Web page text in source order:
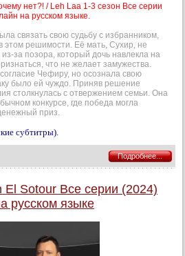
нет?! / Leh Laa 1-3 сезон Все серии
на русском языке.
связать свою судьбу с избранником,
этом решимости. Её мать, Сухир, не
из-за позора, который дочь навлекла на
что не желает замужества.
Чефиру, но осознала свою
было ей чуждо. Приняв решение
столкнулась с отвержением семьи. Она
конкурсе, где победа могла
приз.
субтитры).
Подробнее...
Sotour Все серии (2024)
русском языке